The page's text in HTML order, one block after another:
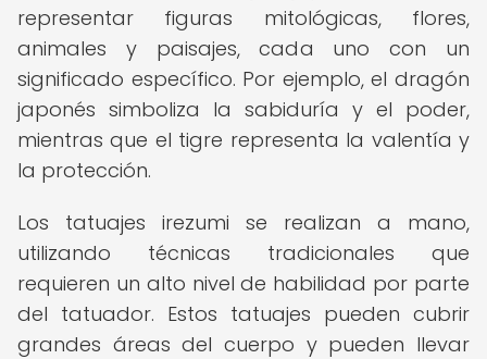
representar figuras mitológicas, flores,
animales y paisajes, cada uno con un
significado específico. Por ejemplo, el dragón
japonés simboliza la sabiduría y el poder,
mientras que el tigre representa la valentía y
la protección.
Los tatuajes irezumi se realizan a mano,
utilizando técnicas tradicionales que
requieren un alto nivel de habilidad por parte
del tatuador. Estos tatuajes pueden cubrir
grandes áreas del cuerpo y pueden llevar